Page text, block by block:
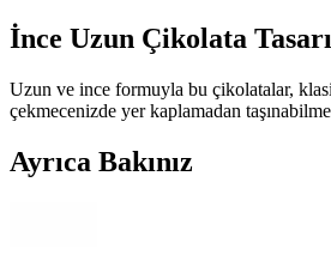
İnce Uzun Çikolata
Uzun ve ince formuyla bu çikolatalar,
çekmecenizde yer kaplamadan
Ayrıca Bakınız